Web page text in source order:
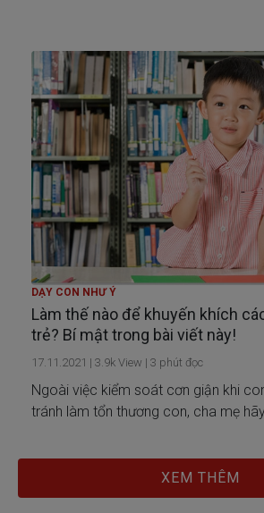
DẠY CON NHƯ Ý
Làm thế nào để khuyến khích
trẻ? Bí mật trong bài viết này!
17.11.2021 | 3.9k View | 3 phút đọc
Ngoài việc kiểm soát cơn giận khi
tránh làm tổn thương con, cha mẹ
XEM THÊM